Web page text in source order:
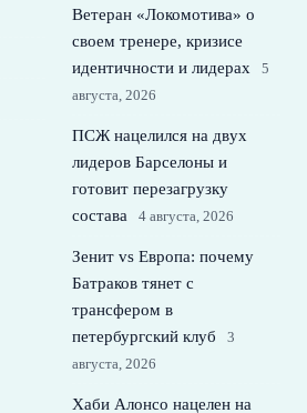
Ветеран «Локомотива» о
своем тренере, кризисе
идентичности и лидерах
5
августа, 2026
ПСЖ нацелился на двух
лидеров Барселоны и
готовит перезагрузку
состава
4 августа, 2026
Зенит vs Европа: почему
Батраков тянет с
трансфером в
петербургский клуб
3
августа, 2026
Хаби Алонсо нацелен на